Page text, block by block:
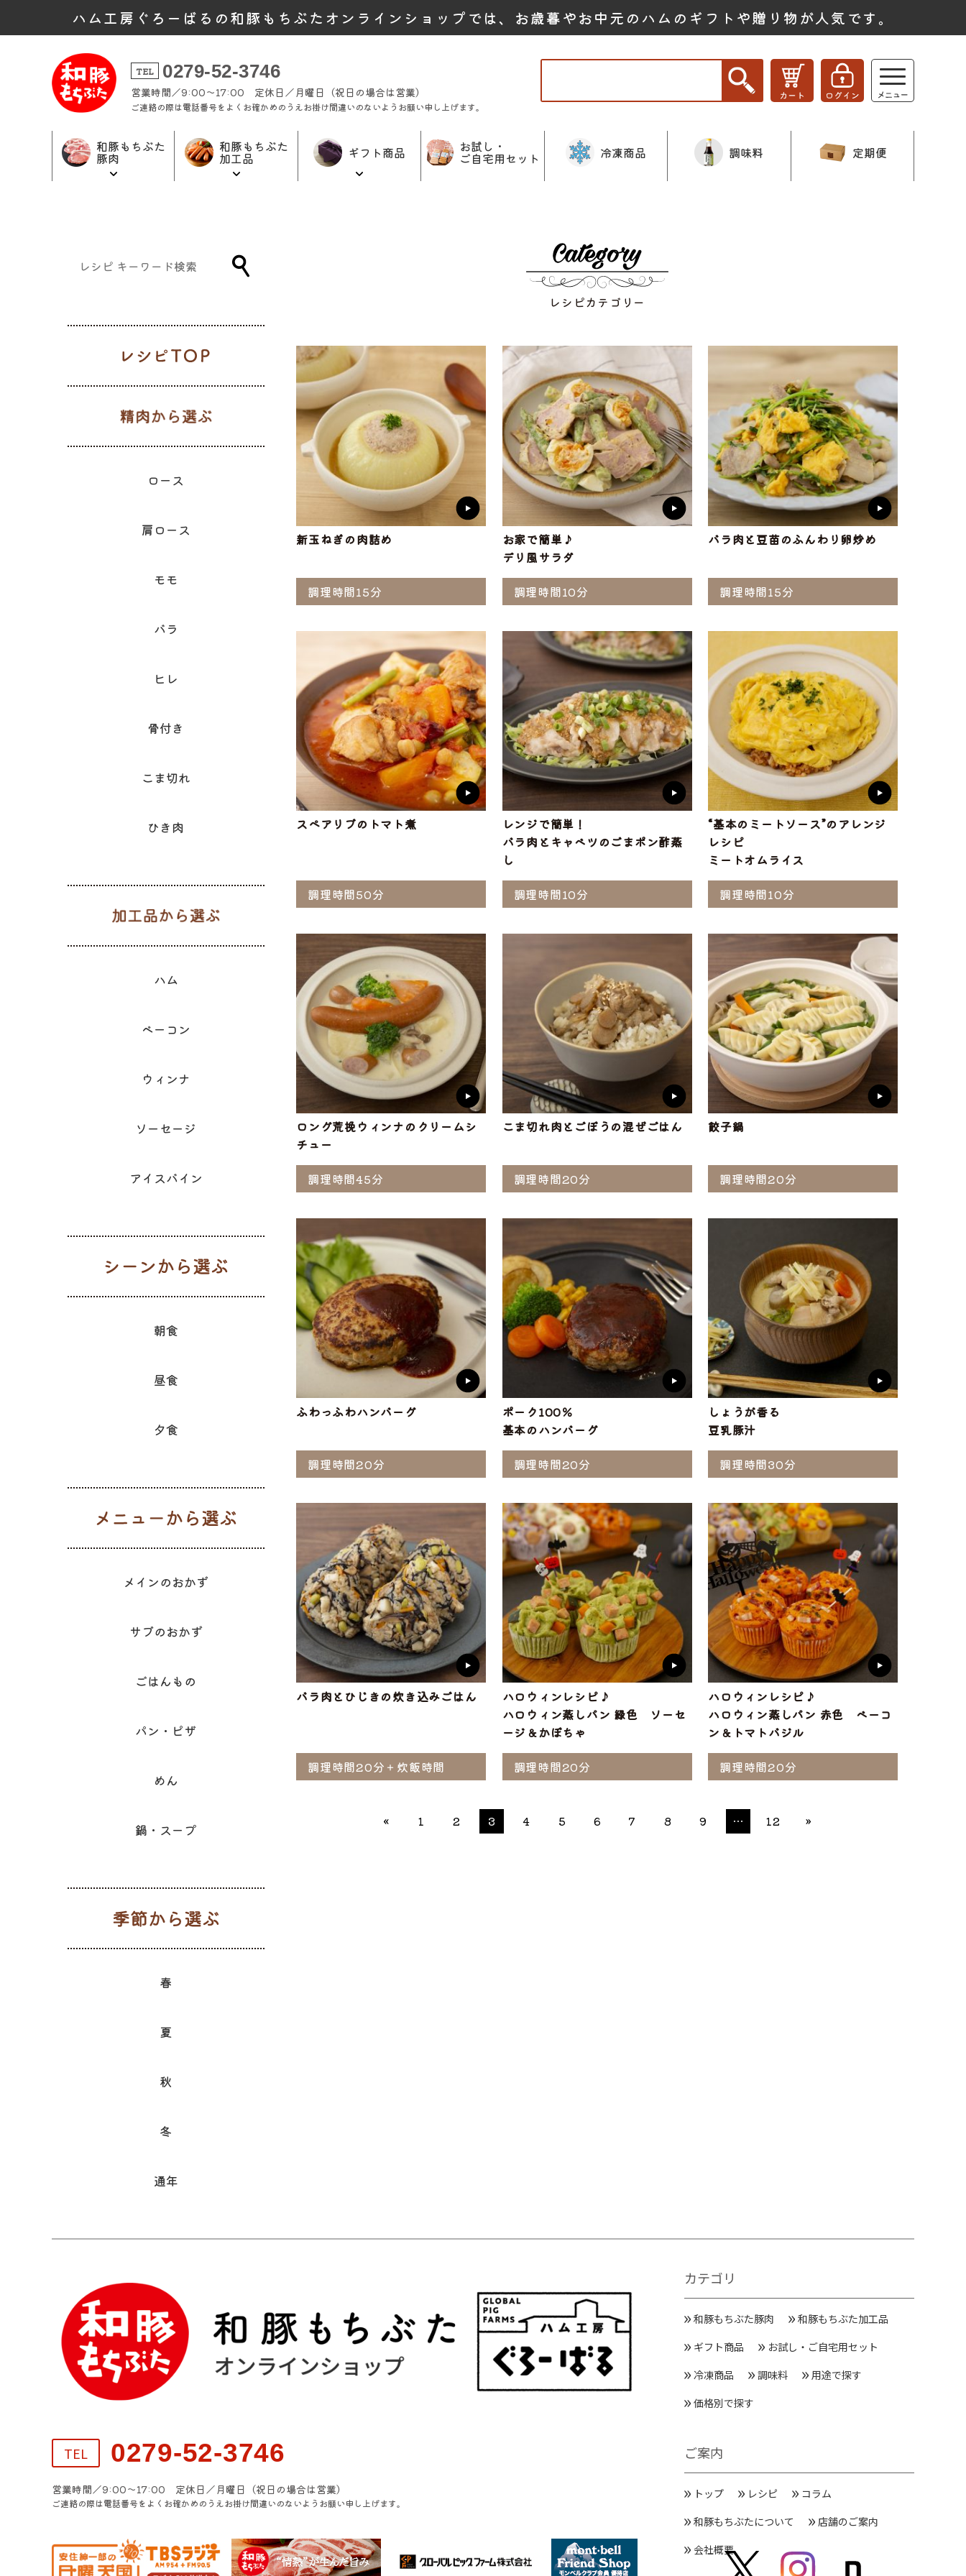
ハム工房ぐろーばるの和豚もちぶたオンラインショップでは、お歳暮やお中元のハムのギフトや贈り物が人気です。
TEL 0279-52-3746
営業時間／9:00～17:00 定休日／月曜日（祝日の場合は営業）
ご連絡の際は電話番号をよくお確かめのうえお掛け間違いのないようお願い申し上げます。
和豚もちぶた
豚肉
ロース 肩ロース モモ バラ ヒレ こま切れ
・ひき肉
味付け肉
・ホルモン
和豚もちぶた
加工品
ベーコン ウィンナ ソーセージ アイスバイン 惣菜・レトルト
ギフト商品
ギフト一覧 精肉のギフト 精肉と加工品
のギフト
加工品の
ギフト
お試し・
ご自宅用セット 冷凍商品 調味料 定期便
レシピカテゴリー
新玉ねぎの肉詰め
調理時間15分
お家で簡単♪
デリ風サラダ
調理時間10分
バラ肉と豆苗のふんわり卵炒め
調理時間15分
スペアリブのトマト煮
調理時間50分
レンジで簡単！
バラ肉とキャベツのごまポン酢蒸
し
調理時間10分
“基本のミートソース”のアレンジ
レシピ
ミートオムライス
調理時間10分
ロング荒挽ウィンナのクリームシ
チュー
調理時間45分
こま切れ肉とごぼうの混ぜごはん
調理時間20分
餃子鍋
調理時間20分
ふわっふわハンバーグ
調理時間20分
ポーク100％
基本のハンバーグ
調理時間20分
しょうが香る
豆乳豚汁
調理時間30分
バラ肉とひじきの炊き込みごはん
調理時間20分＋炊飯時間
ハロウィンレシピ♪
ハロウィン蒸しパン 緑色 ソーセ
ージ＆かぼちゃ
調理時間20分
ハロウィンレシピ♪
ハロウィン蒸しパン 赤色 ベーコ
ン＆トマトバジル
調理時間20分
« 1 2 3 4 5 6 7 8 9 … 12 »
生肉から選ぶ
ロース
肩ロース
モモ
バラ
ヒレ
骨付き
こま切れ
ひき肉
加工品から選ぶ
ハム
ベーコン
ウィンナ
ソーセージ
アイスバイン
シーンから選ぶ
朝食
昼食
夕食
メインのおかず
サブのおかず
ごはんもの
パン・ピザ
めん
鍋・スープ
春
夏
秋
冬
通年
TEL 0279-52-3746
営業時間／9:00～17:00 定休日／月曜日（祝日の場合は営業）
ご連絡の際は電話番号をよくお確かめのうえお掛け間違いのないようお願い申し上げます。
カテゴリ
和豚もちぶた豚肉
和豚もちぶた加工品
ギフト商品
お試し・ご自宅用セット
冷凍商品
調味料
用途で探す
価格別で探す
ご案内
トップ レシピ
コラム
和豚もちぶたについて
店舗のご案内
会社概要